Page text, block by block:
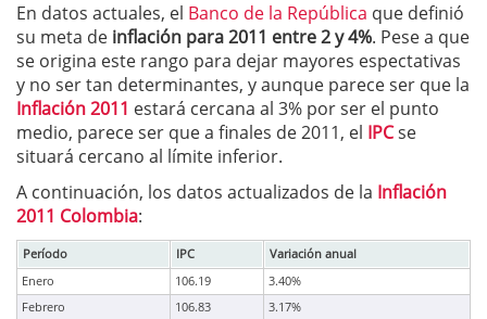
En datos actuales, el Banco de la República que definió
su meta de inflación para 2011 entre 2 y 4%. Pese a que
se origina este rango para dejar mayores espectativas
y no ser tan determinantes, y aunque parece ser que la
Inflación 2011 estará cercana al 3% por ser el punto
medio, parece ser que a finales de 2011, el IPCse
situará cercano al límite inferior.
A continuación, los datos actualizados de la Inflación
2011 Colombia:
Período IPC
Variación anual
Enero
106.19
3.40%
Febrero
106.83
3.17%